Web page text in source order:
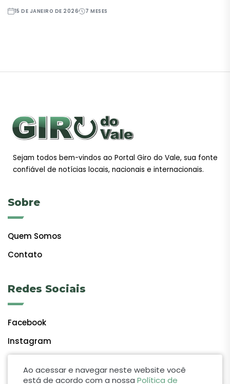
15 DE JANEIRO DE 2026 7 MESES
Sejam todos bem-vindos ao Portal Giro do Vale, sua fonte
confiável de notícias locais, nacionais e internacionais.
Sobre
Quem Somos
Contato
Redes Sociais
Facebook
Instagram
Ao acessar e navegar neste website você
está de acordo com a nossa Política de